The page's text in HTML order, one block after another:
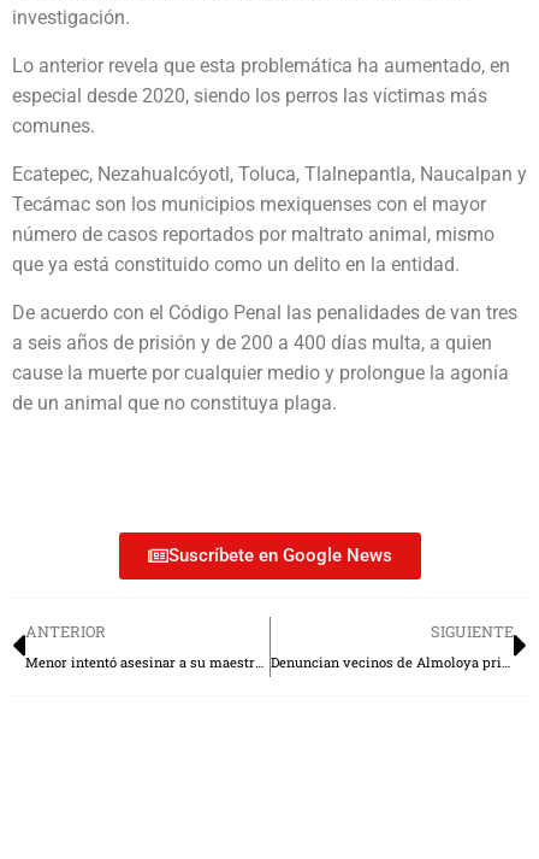
investigación.
Lo anterior revela que esta problemática ha aumentado, en
especial desde 2020, siendo los perros las víctimas más
comunes.
Ecatepec, Nezahualcóyotl, Toluca, Tlalnepantla, Naucalpan y
Tecámac son los municipios mexiquenses con el mayor
número de casos reportados por maltrato animal, mismo
que ya está constituido como un delito en la entidad.
De acuerdo con el Código Penal las penalidades de van tres
a seis años de prisión y de 200 a 400 días multa, a quien
cause la muerte por cualquier medio y prolongue la agonía
de un animal que no constituya plaga.
Suscríbete en Google News
ANTERIOR
Menor intentó asesinar a su maestra de secundaria en Edomex
SIGUIENTE
Denuncian vecinos de Almoloya privatización de vía